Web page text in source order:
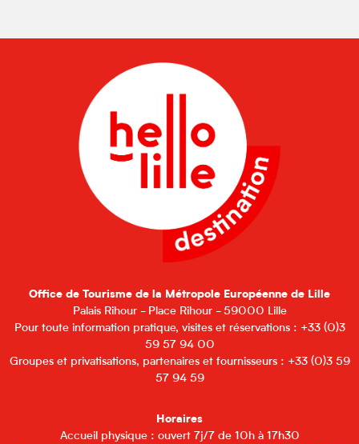
Office de Tourisme de la Métropole Européenne de Lille
Palais Rihour - Place Rihour - 59000 Lille
Pour toute information pratique, visites et réservations : +33 (0)3
59 57 94 00
Groupes et privatisations, partenaires et fournisseurs : +33 (0)3 59
57 94 59
Horaires
Accueil physique : ouvert 7j/7 de 10h à 17h30